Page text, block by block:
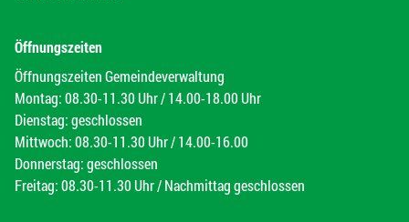
Öffnungszeiten
Öffnungszeiten Gemeindeverwaltung
Montag: 08.30-11.30 Uhr / 14.00-18.00 Uhr
Dienstag: geschlossen
Mittwoch: 08.30-11.30 Uhr / 14.00-16.00
Donnerstag: geschlossen
Freitag: 08.30-11.30 Uhr / Nachmittag geschlossen